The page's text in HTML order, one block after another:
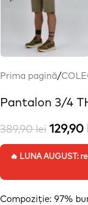
Prima pagină/
Pantalon 3/4
389,90lei 129,90
🔥 LUNA AUGUST:
Compoziție: 97%